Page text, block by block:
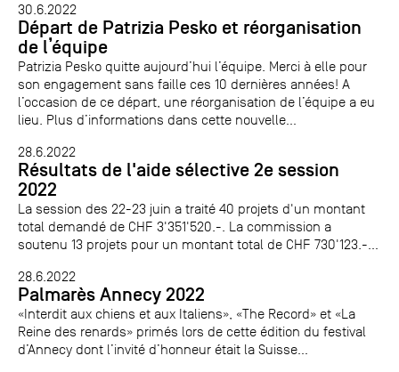
30.6.2022
Départ de Patrizia Pesko et réorganisation
de l’équipe
Patrizia Pesko quitte aujourd’hui l’équipe. Merci à elle pour
son engagement sans faille ces 10 dernières années! A
l’occasion de ce départ, une réorganisation de l’équipe a eu
lieu. Plus d’informations dans cette nouvelle...
28.6.2022
Résultats de l'aide sélective 2e session
2022
La session des 22-23 juin a traité 40 projets d'un montant
total demandé de CHF 3'351'520.-. La commission a
soutenu 13 projets pour un montant total de CHF 730'123.-...
28.6.2022
Palmarès Annecy 2022
«Interdit aux chiens et aux Italiens», «The Record» et «La
Reine des renards» primés lors de cette édition du festival
d’Annecy dont l’invité d’honneur était la Suisse...